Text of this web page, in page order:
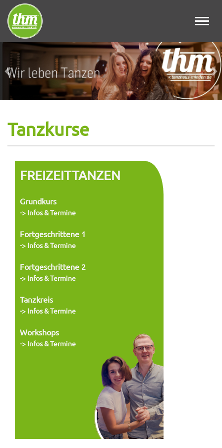
Zurück
Tanzkurse
FREIZEITTANZEN
Grundkurs
-> Infos & Termine
Fortgeschrittene 1
-> Infos & Termine
Fortgeschrittene 2
-> Infos & Termine
Tanzkreis
-> Infos & Termine
Workshops
-> Infos & Termine